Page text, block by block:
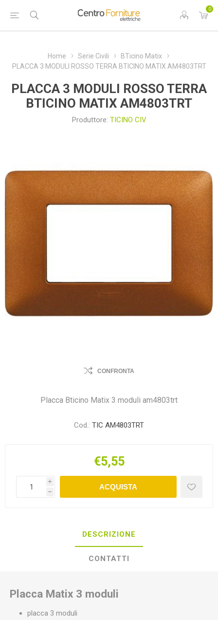
0
Home Serie Civili
BTicino Matix
PLACCA 3 MODULI ROSSO TERRA BTICINO MATIX AM4803TRT
PLACCA 3 MODULI ROSSO TERRA
BTICINO MATIX AM4803TRT
Produttore: TICINO CIV
CONFRONTA
Placca Bticino Matix 3 moduli am4803trt
Cod.: TIC AM4803TRT
€5,55
i
h
ACQUISTA
DESCRIZIONE
CONTATTI
Placca Matix 3 moduli
placca 3 moduli